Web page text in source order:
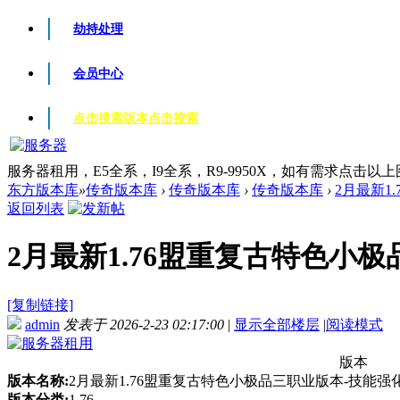
劫持处理
会员中心
点击搜索版本点击搜索
服务器租用，E5全系，I9全系，R9-9950X，如有需求点击以
东方版本库»传奇版本库 › 传奇版本库 › 传奇版本库 › 2月最新
返回列表
2月最新1.76盟重复古特色小
[复制链接]
admin 发表于 2026-2-23 02:17:00 | 显示全部楼层 |阅读模式
版本
版本名称:2月最新1.76盟重复古特色小极品三职业版本-技能